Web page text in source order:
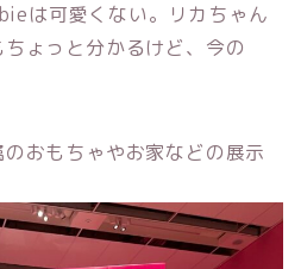
は可愛くない。リカちゃん
ょっと分かるけど、今の
おもちゃやお家などの展示